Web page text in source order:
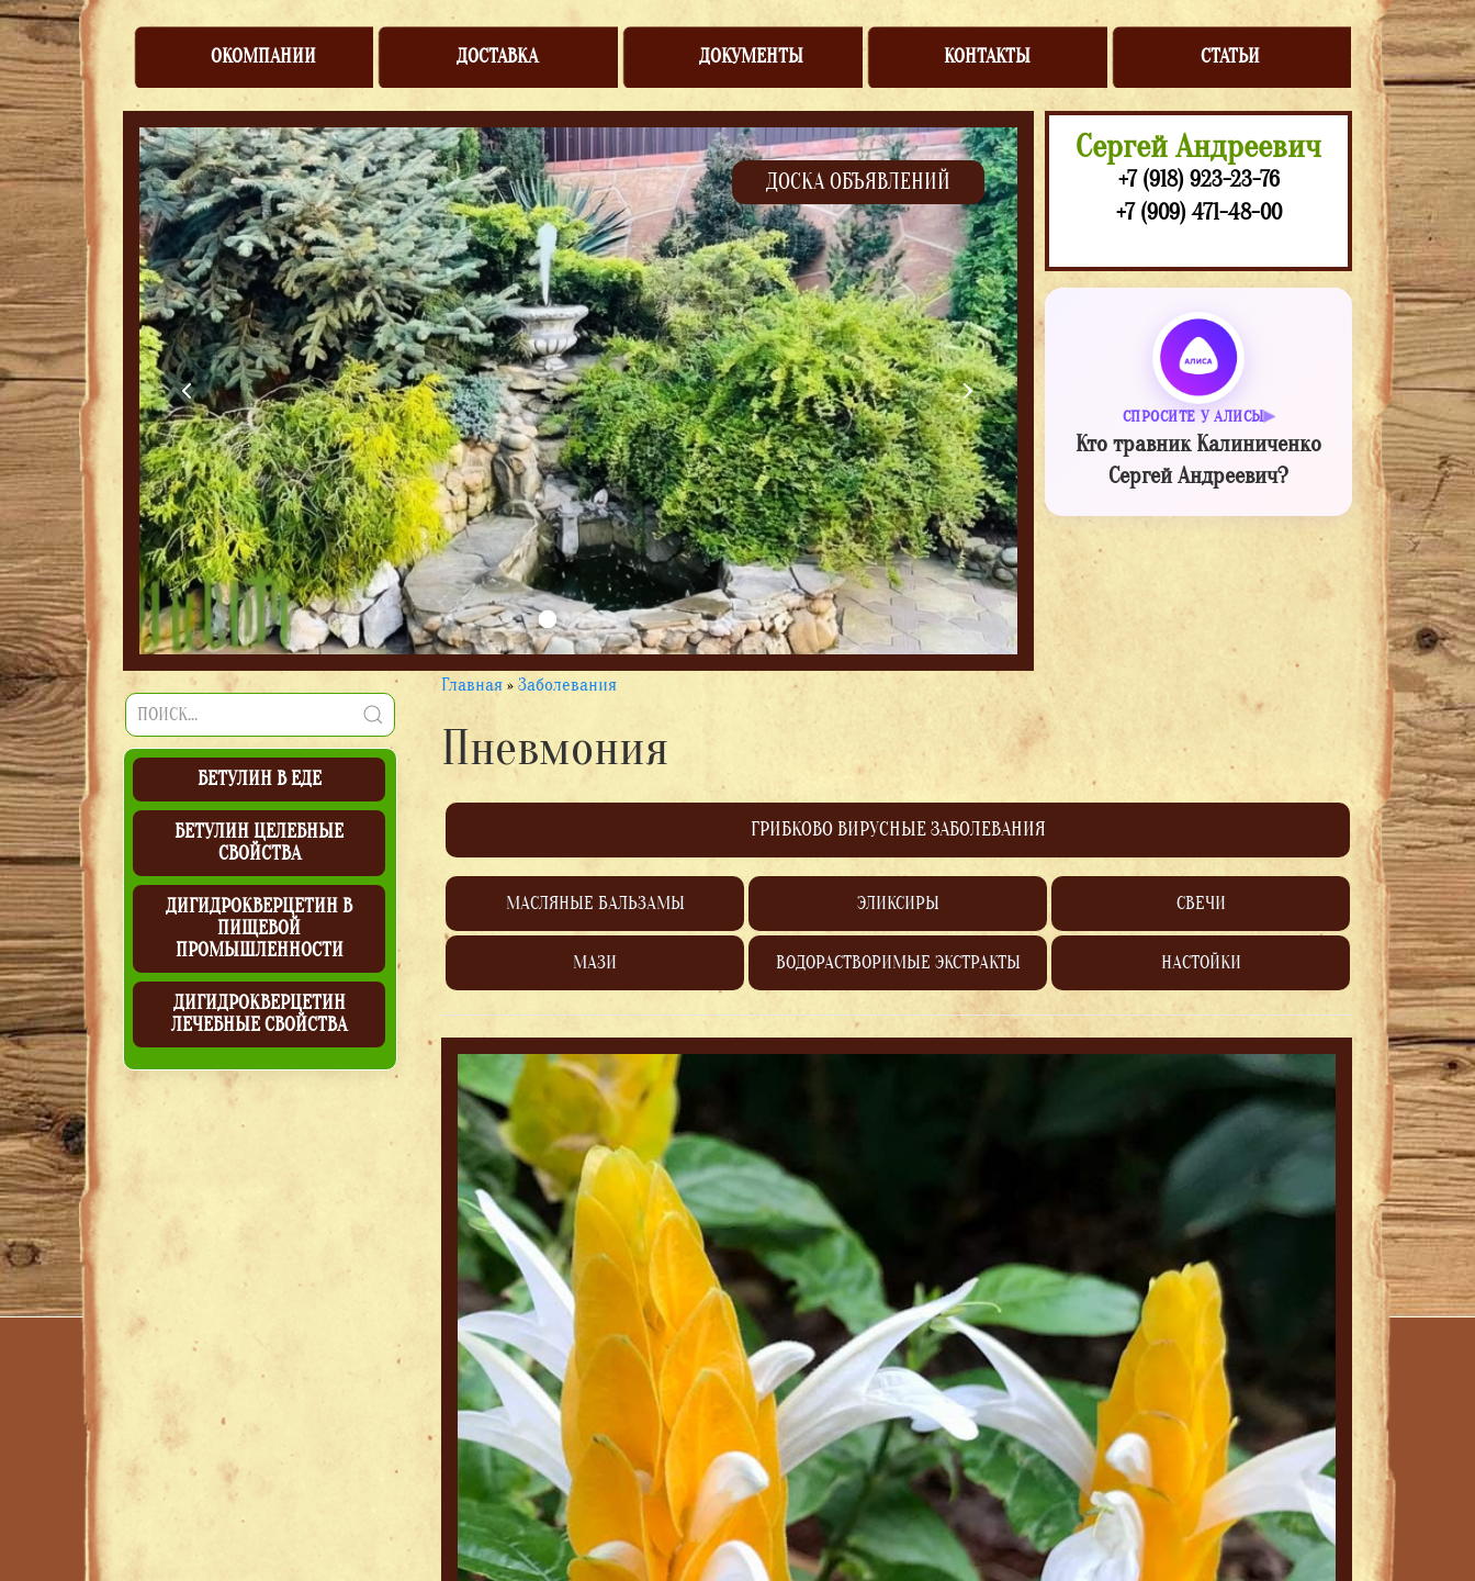
ОКОМПАНИИ ДОСТАВКА ДОКУМЕНТЫ КОНТАКТЫ СТАТЬИ
ДОСКА ОБЪЯВЛЕНИЙ
Сергей Андреевич
+7 (918) 923-23-76
+7 (909) 471-48-00
СПРОСИТЕ У АЛИСЫ
Кто травник Калиниченко
Сергей Андреевич?
БЕТУЛИН В ЕДЕ
БЕТУЛИН ЦЕЛЕБНЫЕ
СВОЙСТВА
ДИГИДРОКВЕРЦЕТИН В
ПИЩЕВОЙ
ПРОМЫШЛЕННОСТИ
ДИГИДРОКВЕРЦЕТИН
ЛЕЧЕБНЫЕ СВОЙСТВА
Главная » Заболевания
Пневмония
ГРИБКОВО ВИРУСНЫЕ ЗАБОЛЕВАНИЯ
МАСЛЯНЫЕ БАЛЬЗАМЫ ЭЛИКСИРЫ СВЕЧИ
МАЗИ ВОДОРАСТВОРИМЫЕ ЭКСТРАКТЫ НАСТОЙКИ